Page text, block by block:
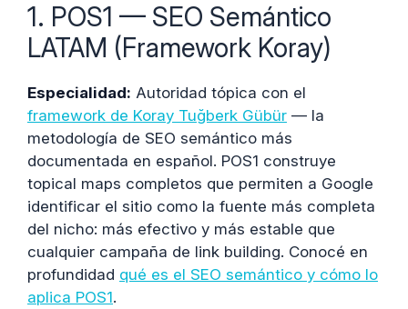
1. POS1 — SEO Semántico
LATAM (Framework Koray)
Especialidad: Autoridad tópica con el
framework de Koray Tuğberk Gübür — la
metodología de SEO semántico más
documentada en español. POS1 construye
topical maps completos que permiten a Google
identificar el sitio como la fuente más completa
del nicho: más efectivo y más estable que
cualquier campaña de link building. Conocé en
profundidad qué es el SEO semántico y cómo lo
aplica POS1.